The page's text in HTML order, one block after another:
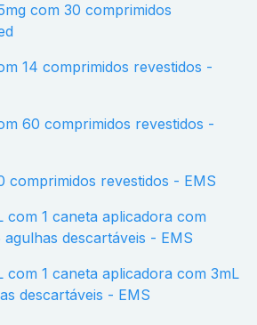
comprimidos revestidos - EMS
descartáveis - EMS
descartáveis - EMS